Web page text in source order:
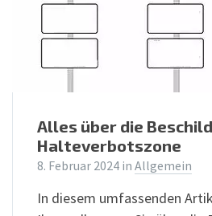
Alles über die
Halteverbotszone
8. Februar 2024 in Allgemein
In diesem umfassenden